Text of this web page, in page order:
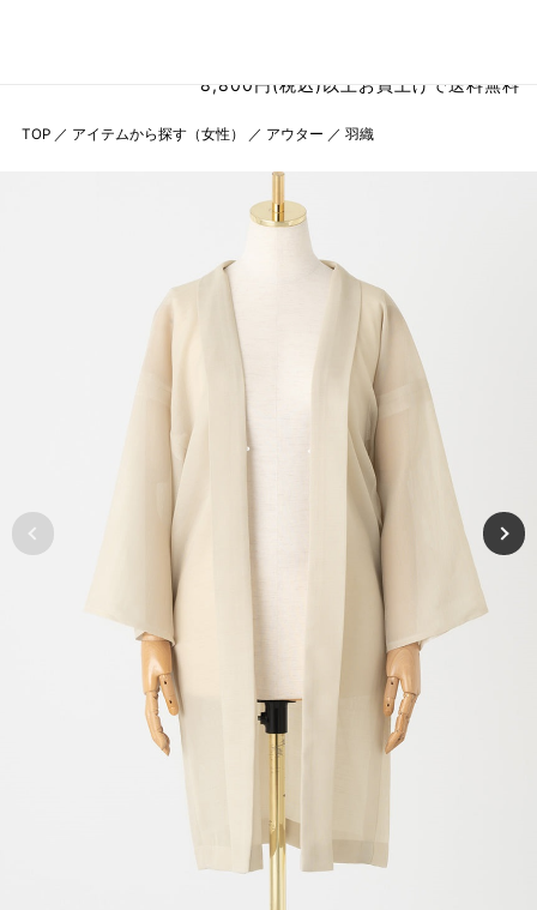
8,800円(税込)以上お買上げで送料無料
TOP ／ アイテムから探す（女性） ／ アウター ／ 羽織